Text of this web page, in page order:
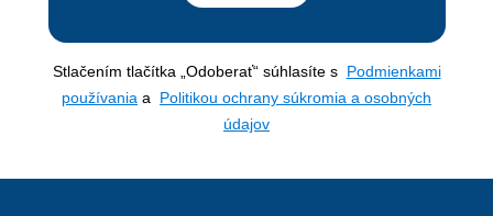
Stlačením tlačítka „Odoberať“ súhlasíte s Podmienkami
používania a Politikou ochrany súkromia a osobných
údajov